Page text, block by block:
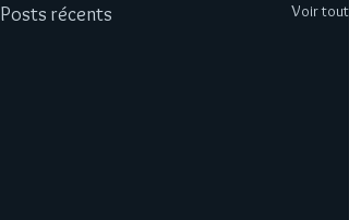
Posts récents Voir tout